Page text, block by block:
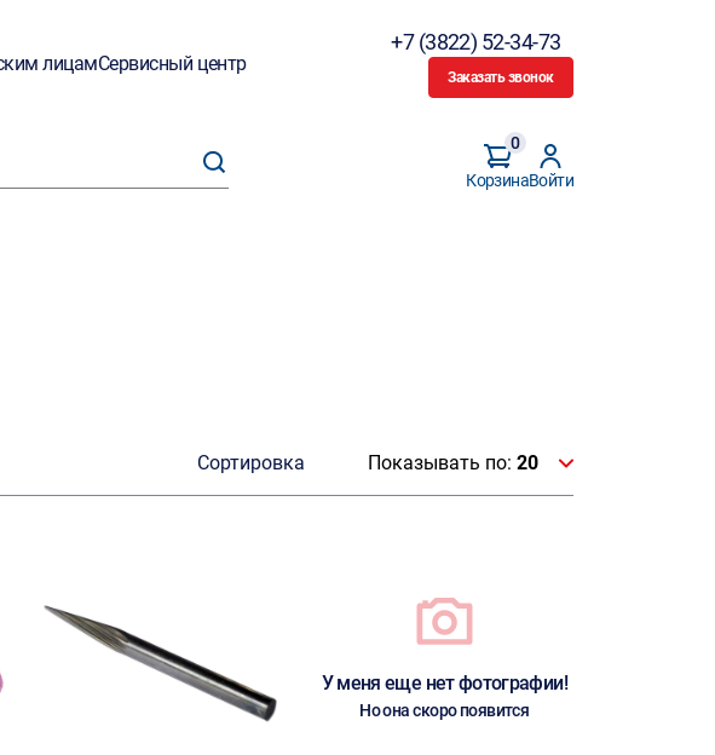
лицамСервисный центр
+7 (3822) 52-34-73
Заказать звонок
Корзина
0
Войти
Сортировка Показывать по: 20
У меня еще нет фотографии!
Но она скоро появится